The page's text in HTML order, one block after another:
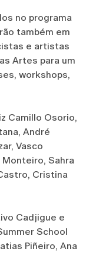
no programa
também em
e artistas
Artes para um
workshops,
Camillo Osorio,
André
Vasco
Sahra
Cristina
Cadjigue e
School
Piñeiro, Ana